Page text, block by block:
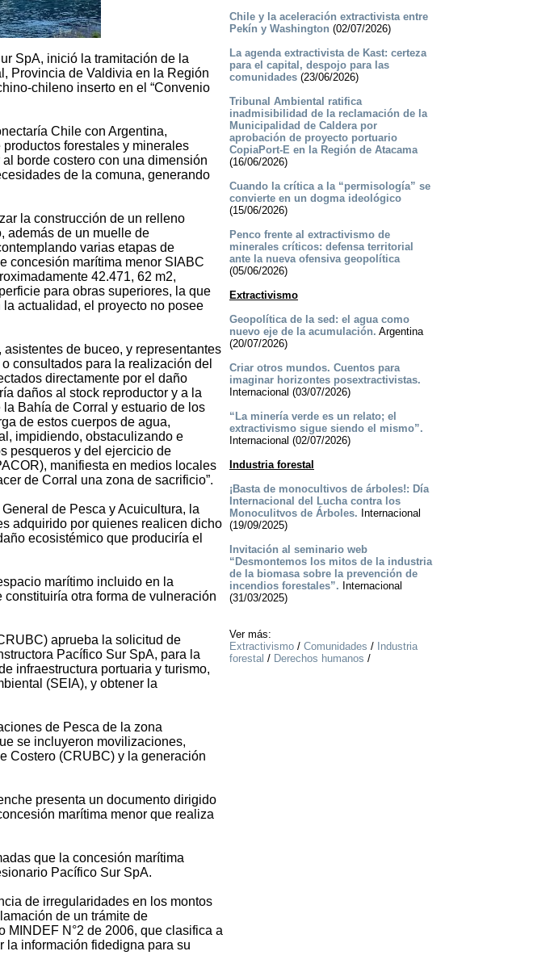
SpA, inició la tramitación de la
Provincia de Valdivia en la Región
chileno inserto en el “Convenio
Chile con Argentina,
forestales y minerales
borde costero con una dimensión
de la comuna, generando
la construcción de un relleno
además de un muelle de
varias etapas de
concesión marítima menor SIABC
42.471, 62 m2,
para obras superiores, la que
actualidad, el proyecto no posee
de buceo, y representantes
consultados para la realización del
directamente por el daño
daños al stock reproductor y a la
Bahía de Corral y estuario de los
de estos cuerpos de agua,
impidiendo, obstaculizando e
pesqueros y del ejercicio de
manifiesta en medios locales
de Corral una zona de sacrificio”.
de Pesca y Acuicultura, la
adquirido por quienes realicen dicho
ecosistémico que produciría el
marítimo incluido en la
otra forma de vulneración
aprueba la solicitud de
Pacífico Sur SpA, para la
infraestructura portuaria y turismo,
(SEIA), y obtener la
de Pesca de la zona
se incluyeron movilizaciones,
Costero (CRUBC) y la generación
presenta un documento dirigido
marítima menor que realiza
que la concesión marítima
Pacífico Sur SpA.
de irregularidades en los montos
de un trámite de
MINDEF N°2 de 2006, que clasifica a
la información fidedigna para su
Chile y la aceleración extractivista entre
Pekín y Washington (02/07/2026)
La agenda extractivista de Kast: certeza
para el capital, despojo para las
comunidades(23/06/2026)
Tribunal Ambiental ratifica
inadmisibilidad de la reclamación de la
Municipalidad de Caldera por
aprobación de proyecto portuario
CopiaPort-E en la Región de Atacama
(16/06/2026)
Cuando la crítica a la “permisología” se
convierte en un dogma ideológico
(15/06/2026)
Penco frente al extractivismo de
minerales críticos: defensa territorial
ante la nueva ofensiva geopolítica
(05/06/2026)
Extractivismo
Geopolítica de la sed: el agua como
nuevo eje de la acumulación. Argentina
(20/07/2026)
Criar otros mundos. Cuentos para
imaginar horizontes posextractivistas.
Internacional (03/07/2026)
“La minería verde es un relato; el
extractivismo sigue siendo el mismo”.
Internacional (02/07/2026)
Industria forestal
¡Basta de monocultivos de árboles!: Día
Internacional del Lucha contra los
Monoculitvos de Árboles. Internacional
(19/09/2025)
Invitación al seminario web
“Desmontemos los mitos de la industria
de la biomasa sobre la prevención de
incendios forestales”. Internacional
(31/03/2025)
Ver más:
Extractivismo/ Comunidades / Industria
forestal / Derechos humanos /